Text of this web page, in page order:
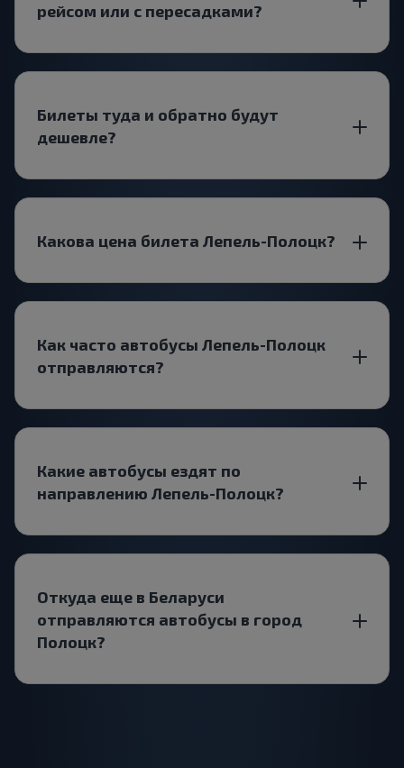
рейсом или с пересадками?
Билеты туда и обратно будут
дешевле?
Какова цена билета Лепель-Полоцк?
Как часто автобусы Лепель-Полоцк
отправляются?
Какие автобусы ездят по
направлению Лепель-Полоцк?
Откуда еще в Беларуси
отправляются автобусы в город
Полоцк?